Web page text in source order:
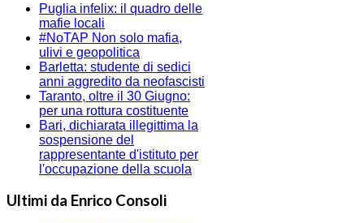
Puglia infelix: il quadro delle
mafie locali
#NoTAP Non solo mafia,
ulivi e geopolitica
Barletta: studente di sedici
anni aggredito da neofascisti
Taranto, oltre il 30 Giugno:
per una rottura costituente
Bari, dichiarata illegittima la
sospensione del
rappresentante d'istituto per
l'occupazione della scuola
Ultimi da Enrico Consoli